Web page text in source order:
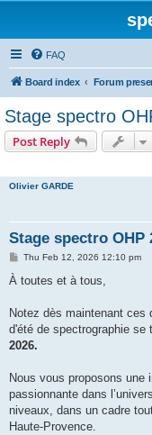
FAQ
Board index Forum
Stage spectro
Post Reply
Olivier GARDE
Stage spectro OHP
P
s
Thu Feb 12, 2026 12:10 pm
À toutes et à tous,
Notez dès maintenant
d'été de spectrographie se
2026.
Nous vous proposons
passionnante dans
niveaux, dans un cadre
Haute-Provence.